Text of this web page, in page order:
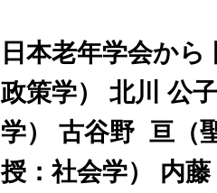
日本老年学会か
政策学） 北川 公
学） 古谷野 亘（
授：社会学） 内